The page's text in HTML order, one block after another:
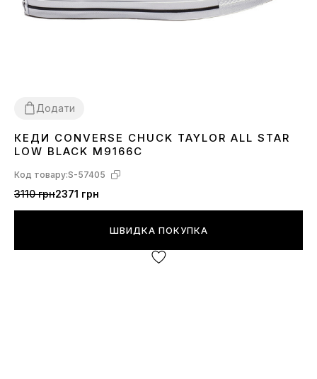
Додати
36373839 40 41424344
КЕДИ CONVERSE CHUCK TAYLOR ALL STAR
LOW BLACK M9166C
Код товару:S-57405
3110 грн2371 грн
ШВИДКА ПОКУПКА